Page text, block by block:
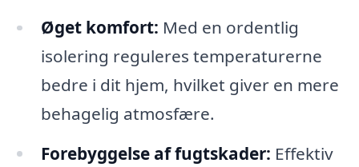
Øget komfort: Med en ordentlig
isolering reguleres temperaturerne
bedre i dit hjem, hvilket giver en mere
behagelig atmosfære.
Forebyggelse af fugtskader: Effektiv